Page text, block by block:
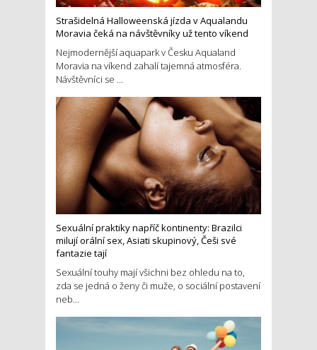
Strašidelná Halloweenská jízda v Aqualandu
Moravia čeká na návštěvníky už tento víkend
Nejmodernější aquapark v Česku Aqualand
Moravia na víkend zahalí tajemná atmosféra.
Návštěvníci se ...
Sexuální praktiky napříč kontinenty: Brazilci
milují orální sex, Asiati skupinový, Češi své
fantazie tají
Sexuální touhy mají všichni bez ohledu na to,
zda se jedná o ženy či muže, o sociální postavení
neb...